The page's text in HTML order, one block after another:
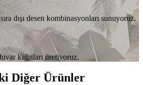
dışı desen kombinasyonları sunuyoruz.
kağıtları üretiyoruz.
Diğer Ürünler